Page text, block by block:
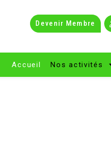
Devenir Membre
Accueil Nos activités